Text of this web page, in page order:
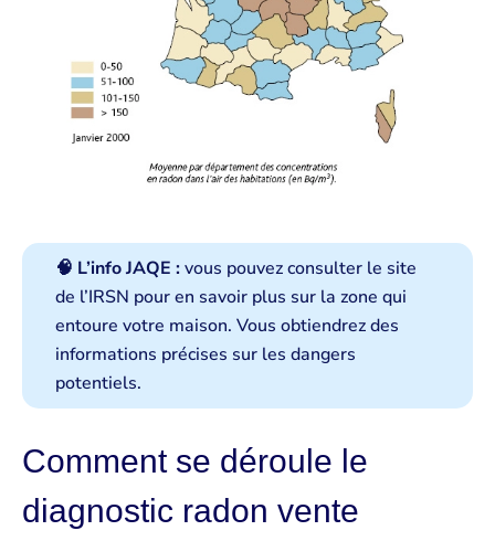
🧠 L’info JAQE :vous pouvez consulter le site
de l’IRSN pour en savoir plus sur la zone qui
entoure votre maison. Vous obtiendrez des
informations précises sur les dangers
potentiels.
Comment se déroule le
diagnostic radon vente